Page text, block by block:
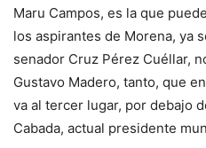
Maru Campos, es la que
los aspirantes de Morena, ya
senador Cruz Pérez Cuéllar,
Gustavo Madero, tanto, que
va al tercer lugar, por debajo
Cabada, actual presidente